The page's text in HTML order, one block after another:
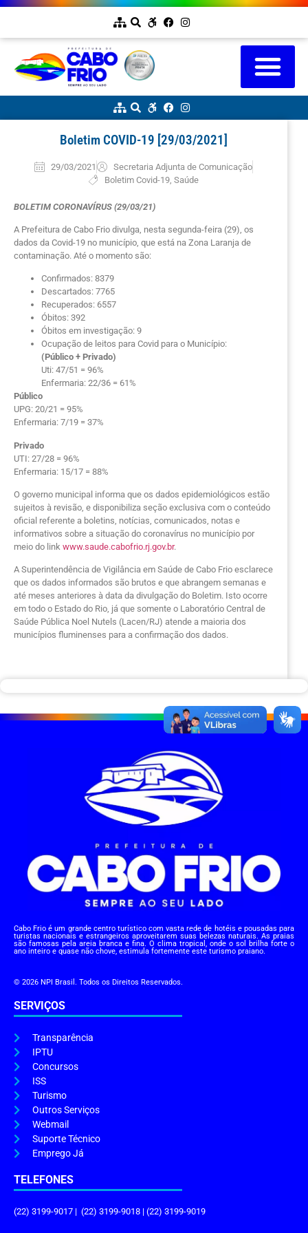
Boletim COVID-19 [29/03/2021]
29/03/2021
Secretaria Adjunta de Comunicação
Boletim Covid-19 ,Saúde
BOLETIM CORONAVÍRUS (29/03/21)
A Prefeitura de Cabo Frio divulga, nesta segunda-feira (29), os
dados da Covid-19 no município, que está na Zona Laranja de
contaminação. Até o momento são:
Confirmados: 8379
Descartados: 7765
Recuperados: 6557
Óbitos: 392
Óbitos em investigação: 9
Ocupação de leitos para Covid para o Município:
(Público + Privado)
Uti: 47/51 = 96%
Enfermaria: 22/36 = 61%
Público
UPG: 20/21 = 95%
Enfermaria: 7/19 = 37%
Privado
UTI: 27/28 = 96%
Enfermaria: 15/17 = 88%
O governo municipal informa que os dados epidemiológicos estão
sujeitos à revisão, e disponibiliza seção exclusiva com o conteúdo
oficial referente a boletins, notícias, comunicados, notas e
informativos sobre a situação do coronavírus no município por
meio do link www.saude.cabofrio.rj.gov.br.
A Superintendência de Vigilância em Saúde de Cabo Frio esclarece
que os dados informados são brutos e que abrangem semanas e
até meses anteriores à data da divulgação do Boletim. Isto ocorre
em todo o Estado do Rio, já que somente o Laboratório Central de
Saúde Pública Noel Nutels (Lacen/RJ) atende a maioria dos
municípios fluminenses para a confirmação dos dados.
Cabo Frio é um grande centro turístico com vasta rede de hotéis e pousadas para
turistas nacionais e estrangeiros aproveitarem suas belezas naturais. As praias
são famosas pela areia branca e fina. O clima tropical, onde o sol brilha forte o
ano inteiro e quase não chove, estimula fortemente este turismo praiano.
© 2026 NPI Brasil. Todos os Direitos Reservados.
SERVIÇOS
Transparência
IPTU
Concursos
ISS
Turismo
Outros Serviços
Webmail
Suporte Técnico
Emprego Já
TELEFONES
(22) 3199-9017 | (22) 3199-9018 | (22) 3199-9019